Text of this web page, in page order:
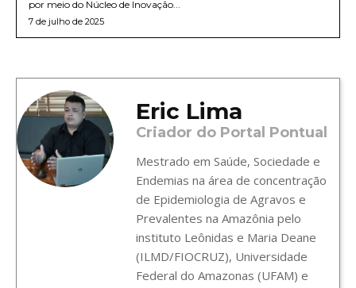
por meio do Núcleo de Inovação...
7 de julho de 2025
Eric Lima
Criador do Portal Pontual
Mestrado em Saúde, Sociedade e
Endemias na área de concentração
de Epidemiologia de Agravos e
Prevalentes na Amazônia pelo
instituto Leônidas e Maria Deane
(ILMD/FIOCRUZ), Universidade
Federal do Amazonas (UFAM) e